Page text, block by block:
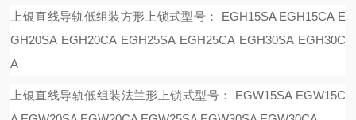
上银直线导轨低组装方形上锁式型号：
EGH15SA EGH15CA E
GH20SA EGH20CA EGH25SA EGH25CA EGH30SA EGH30C
A
上银直线导轨低组装法兰形上锁式型号：
EGW15SA EGW15C